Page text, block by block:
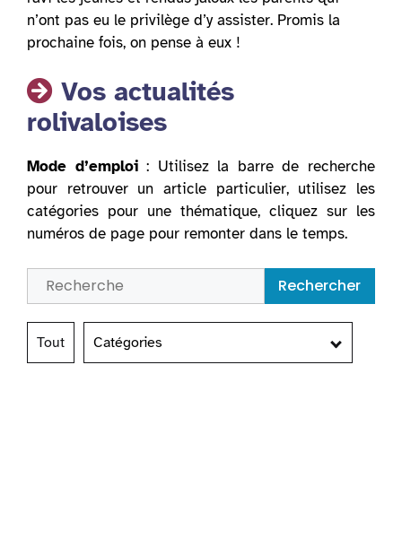
n’ont pas eu le privilège d’y assister. Promis la
prochaine fois, on pense à eux !
Vos actualités
rolivaloises
Mode d’emploi: Utilisez la barre de recherche
pour retrouver un article particulier, utilisez les
catégories pour une thématique, cliquez sur les
numéros de page pour remonter dans le temps.
Rechercher
Tout Catégories